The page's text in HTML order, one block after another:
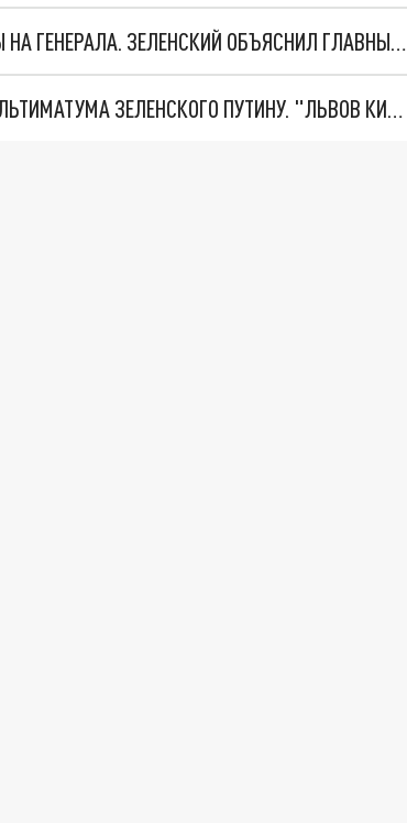
"МЫ ВАС ЗАСТАВИМ": ЖУТКИЕ ДЕТАЛИ ОХОТЫ НА ГЕНЕРАЛА. ЗЕЛЕНСКИЙ ОБЪЯСНИЛ ГЛАВНЫЙ СМЫСЛ ТЕРАКТА В ЦЕНТРЕ МОСКВЫ
НОВОЕ МАСШТАБНЕЙШЕЕ НАСТУПЛЕНИЕ. ТРИ УЛЬТИМАТУМА ЗЕЛЕНСКОГО ПУТИНУ. "ЛЬВОВ КИМА" ПОСТАВЯТ НА ПВО? ГЛОБАЛЬНЫЙ ПРОРЫВ ПОД ЗАПОРОЖЬЕМ